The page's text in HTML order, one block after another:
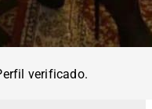
verificado.